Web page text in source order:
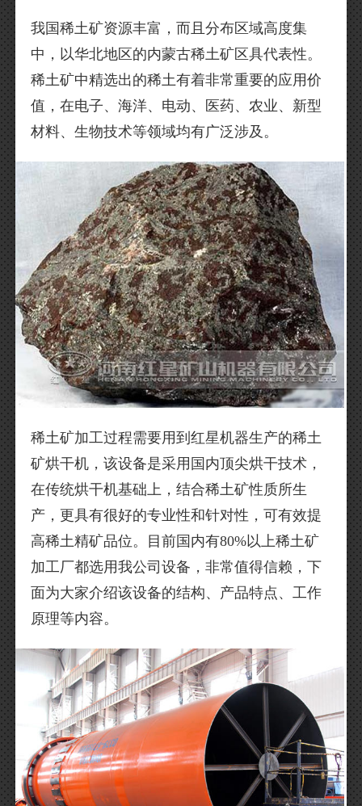
我国稀土矿资源丰富，而且分布区域高度集
中，以华北地区的内蒙古稀土矿区具代表性。
稀土矿中精选出的稀土有着非常重要的应用价
值，在电子、海洋、电动、医药、农业、新型
材料、生物技术等领域均有广泛涉及。
稀土矿加工过程需要用到红星机器生产的稀土
矿烘干机，该设备是采用国内顶尖烘干技术，
在传统烘干机基础上，结合稀土矿性质所生
产，更具有很好的专业性和针对性，可有效提
高稀土精矿品位。目前国内有80%以上稀土矿
加工厂都选用我公司设备，非常值得信赖，下
面为大家介绍该设备的结构、产品特点、工作
原理等内容。